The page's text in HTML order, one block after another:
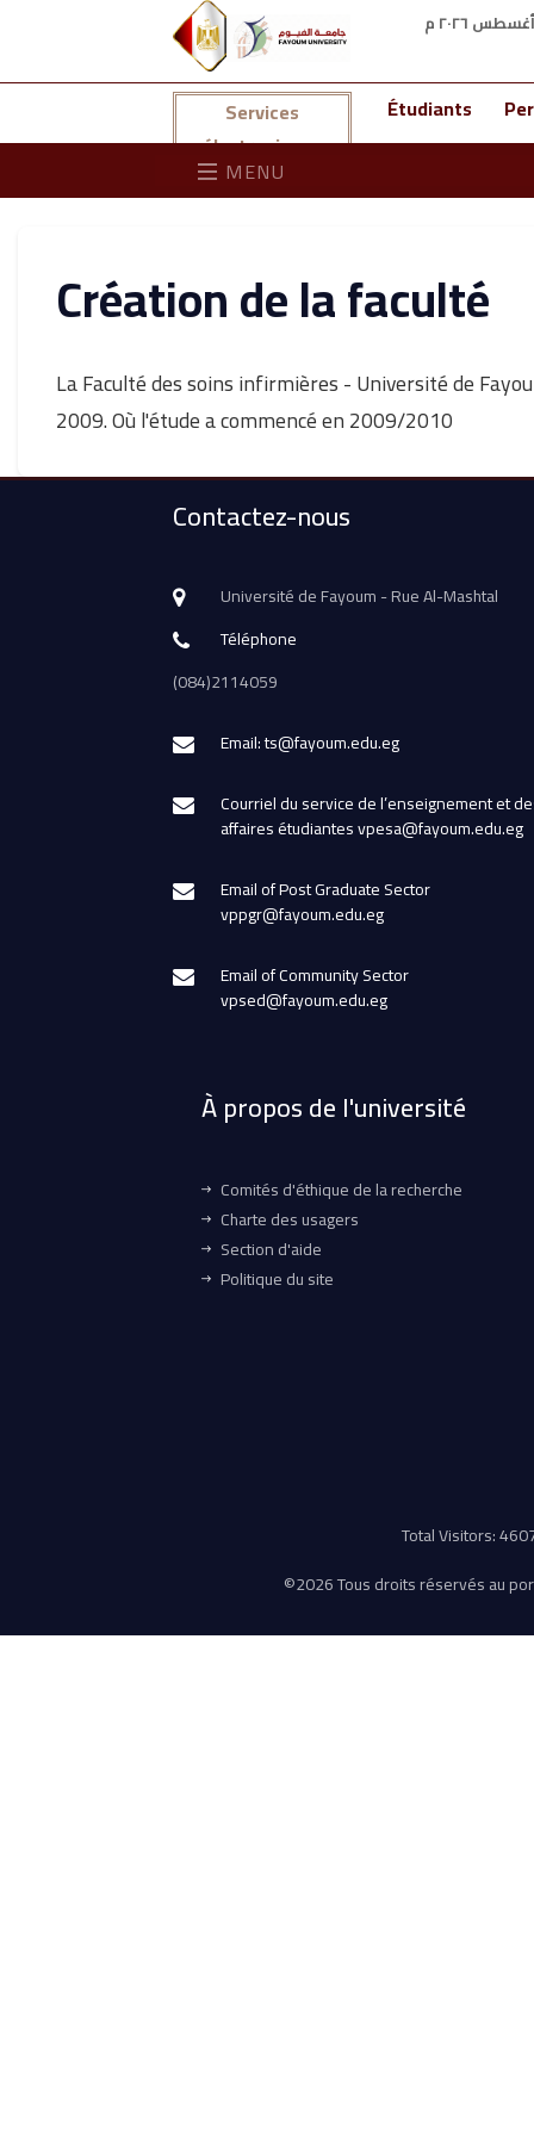
Services
électroniques
Étudiants
MENU
Création de la faculté
La Faculté des soins infirmières - Université de
2009. Où l'étude a commencé en 2009/2010
Contactez-nous
Université de Fayoum - Rue Al-Mashtal
Téléphone
(084)2114059
Email: ts@fayoum.edu.eg
Courriel du service de l’enseignement et
affaires étudiantes vpesa@fayoum.edu.eg
Email of Post Graduate Sector
vppgr@fayoum.edu.eg
Email of Community Sector
vpsed@fayoum.edu.eg
À propos de l'université
Comités d'éthique de la recherche
Charte des usagers
Section d'aide
Politique du site
Total Visitors:
©2026 Tous droits réservés au